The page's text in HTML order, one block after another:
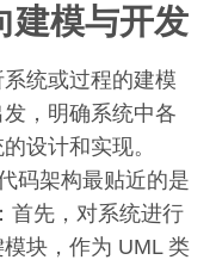
建模与开发
统或过程的建模
，明确系统中各
设计和实现。
码架构最贴近的是
首先，对系统进行
块，作为 UML 类